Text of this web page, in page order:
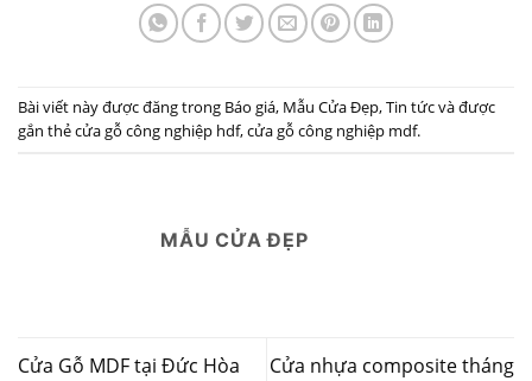
Bài viết này được đăng trong Báo giá, Mẫu Cửa Đẹp,Tin tứcvà được
gắn thẻcửa gỗ công nghiệp hdf,cửa gỗ công nghiệp mdf.
MẪU CỬA ĐẸP
Cửa Gỗ MDF tại Đức Hòa
Cửa nhựa composite tháng